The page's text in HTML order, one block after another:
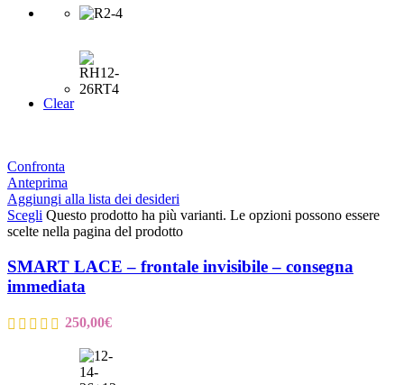
Clear
Confronta
Anteprima
Aggiungi alla lista dei desideri
Scegli Questo prodotto ha più varianti. Le opzioni possono essere
scelte nella pagina del prodotto
SMART LACE – frontale invisibile – consegna
immediata
250,00€